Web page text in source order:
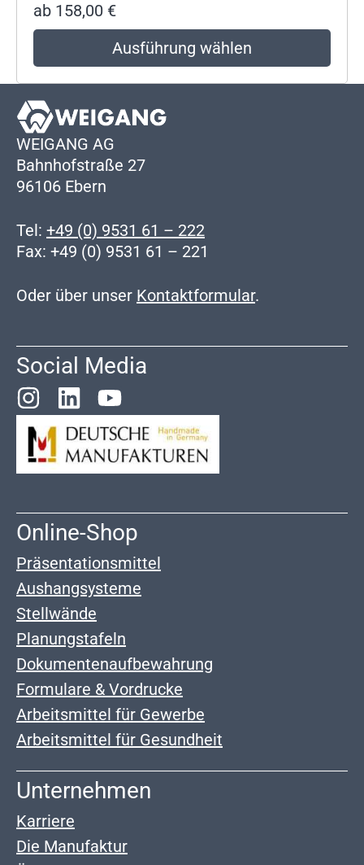
ab 158,00 €
Ausführung wählen
WEIGANG AG
Bahnhofstraße 27
96106 Ebern
Tel: +49 (0) 9531 61 – 222
Fax: +49 (0) 9531 61 – 221
Oder über unser Kontaktformular.
Social Media
Online-Shop
Präsentationsmittel
Aushangsysteme
Stellwände
Planungstafeln
Dokumentenaufbewahrung
Formulare & Vordrucke
Arbeitsmittel für Gewerbe
Arbeitsmittel für Gesundheit
Unternehmen
Karriere
Die Manufaktur